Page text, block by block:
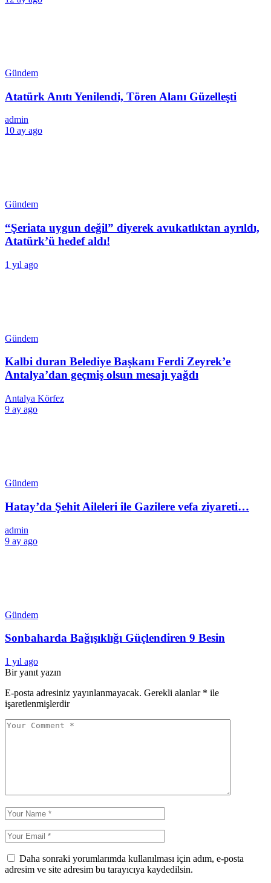
Gündem
Atatürk Anıtı Yenilendi, Tören Alanı Güzelleşti
admin
10 ay ago
Gündem
“Şeriata uygun değil” diyerek avukatlıktan ayrıldı,
Atatürk’ü hedef aldı!
1 yıl ago
Gündem
Kalbi duran Belediye Başkanı Ferdi Zeyrek’e
Antalya’dan geçmiş olsun mesajı yağdı
Antalya Körfez
9 ay ago
Gündem
Hatay’da Şehit Aileleri ile Gazilere vefa ziyareti…
admin
9 ay ago
Gündem
Sonbaharda Bağışıklığı Güçlendiren 9 Besin
1 yıl ago
Bir yanıt yazın
E-posta adresiniz yayınlanmayacak. Gerekli alanlar * ile
işaretlenmişlerdir
Daha sonraki yorumlarımda kullanılması için adım, e-posta
adresim ve site adresim bu tarayıcıya kaydedilsin.